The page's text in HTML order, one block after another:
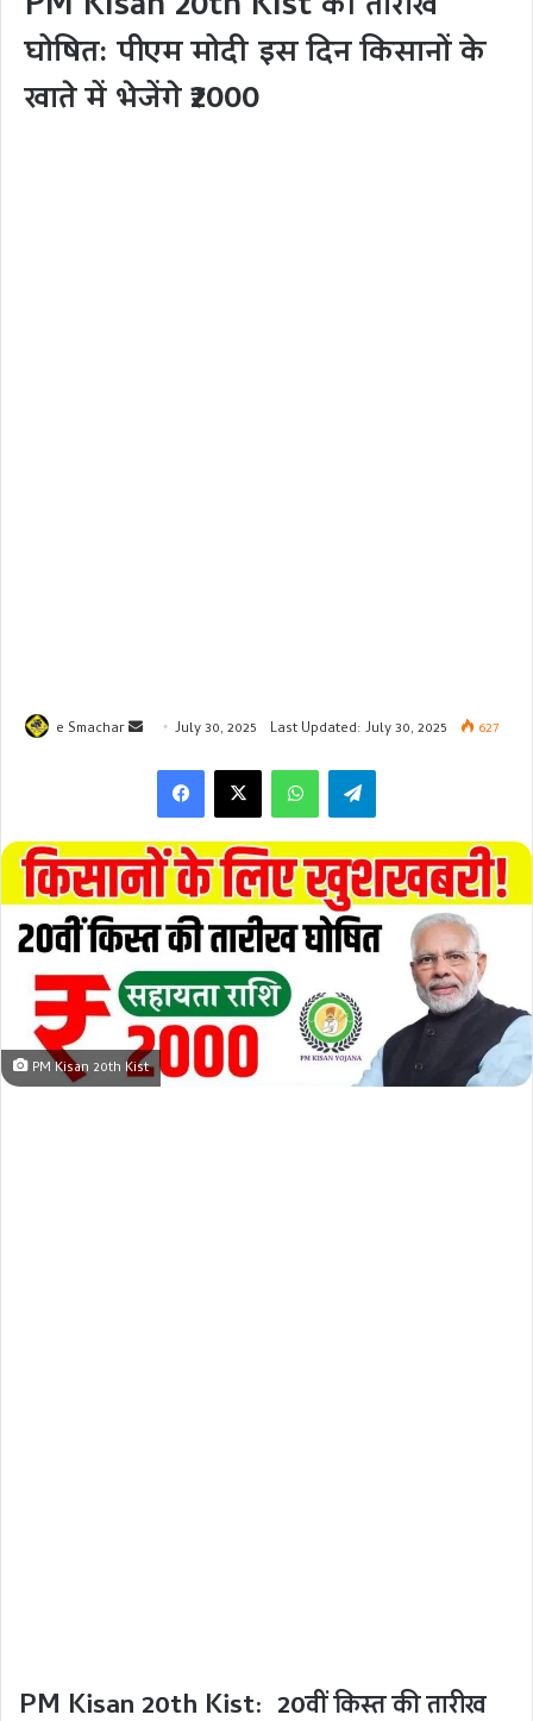
घोषित: पीएम मोदी इस दिन किसानों के
खाते में भेजेंगे ₹2000
e Smachar
Send
email
July 30, 2025 Last Updated: July 30, 2025 627
WhatsAppTelegram
PM Kisan 20th Kist
PM Kisan 20th Kist: 20वीं किस्त की तारीख